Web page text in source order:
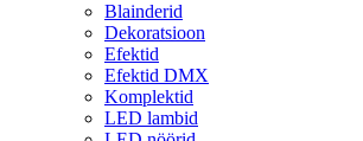
Blainderid
Dekoratsioon
Efektid
Efektid DMX
Komplektid
LED lambid